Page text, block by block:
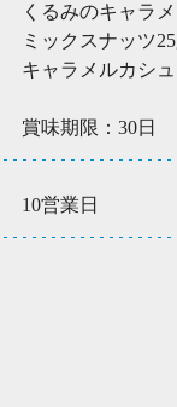
くるみのキャラメ
ミックスナッツ
キャラメルカシ
賞味期限：30日
10営業日